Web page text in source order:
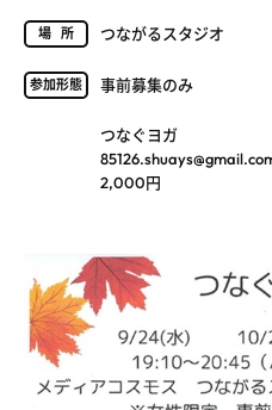
場所 つながるスタジオ
参加形態 事前募集のみ
つなぐヨガ
2,000円